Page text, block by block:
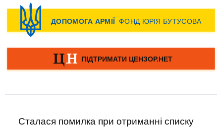
Сталася помилка при отриманні списку